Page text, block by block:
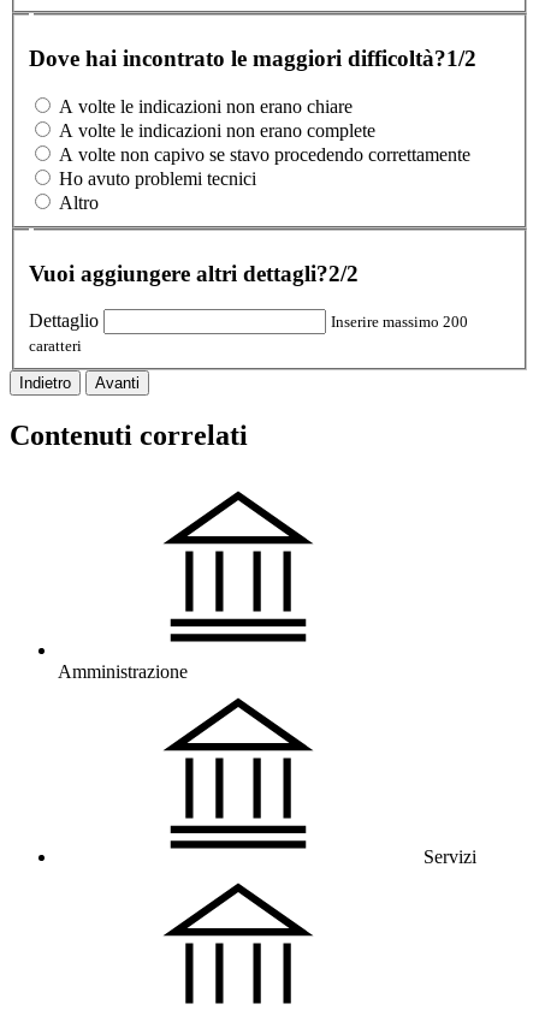
Dove hai incontrato le maggiori difficoltà?1/2
A volte le indicazioni non erano chiare
A volte le indicazioni non erano complete
A volte non capivo se stavo procedendo correttamente
Ho avuto problemi tecnici
Altro
Vuoi aggiungere altri dettagli?2/2
Dettaglio
Inserire massimo 200
caratteri
Indietro Avanti
Contenuti correlati
Amministrazione
Servizi